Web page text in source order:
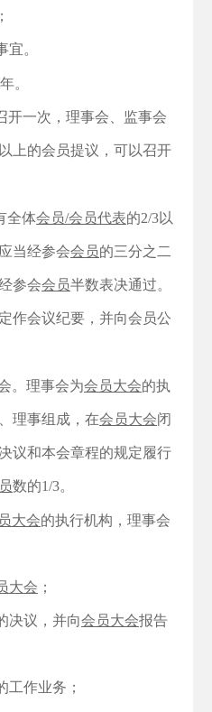
宜。
年。
开一次，理事会、监事会
上的会员提议，可以召开
全体会员/会员代表的2/3以
当经参会会员的三分之二
参会会员半数表决通过。
作会议纪要，并向会员公
。理事会为会员大会的执
理事组成，在会员大会闭
议和本会章程的规定履行
数的1/3。
大会的执行机构，理事会
大会 ；
决议，并向会员大会报告
工作业务；